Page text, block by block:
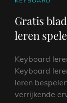
Gratis
leren
Keyboard
Keyboard
leren
verrijkende